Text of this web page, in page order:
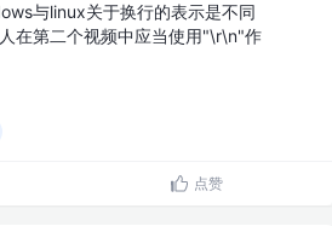
与linux关于换行的表示是不同
在第二个视频中应当使用"\r\n"作
点赞